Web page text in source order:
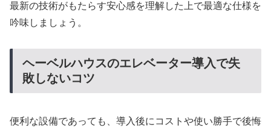
最新の技術がもたらす安心感を理解した上で最適な仕様を
吟味しましょう。
ヘーベルハウスのエレベーター導入で失
敗しないコツ
便利な設備であっても、導入後にコストや使い勝手で後悔